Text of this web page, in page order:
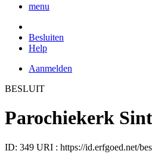
menu
Besluiten
Help
Aanmelden
BESLUIT
Parochiekerk
ID: 349 URI : https://id.erfgoed.net/